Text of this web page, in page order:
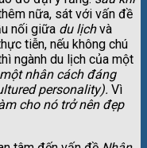
nữa, sát với vấn đề
nối giữa du lịchvà
tiễn, nếu không chú
ngành du lịch của một
một nhân cách đáng
personality). Vì
cho nó trở nên đẹp